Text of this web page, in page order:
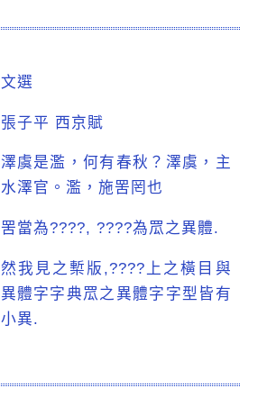
文選
張子平 西京賦
澤虞是濫，何有春秋？澤虞，主
水澤官。濫，施罟罔也
罟當為????, ????為罛之異體.
然我見之槧版,????上之橫目與
異體字字典罛之異體字字型皆有
小異.